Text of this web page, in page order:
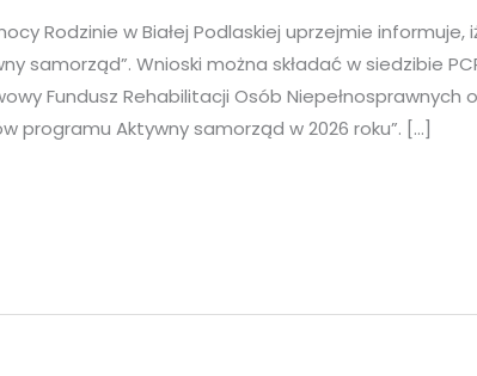
Rodzinie w Białej Podlaskiej uprzejmie informuje,
samorząd”. Wnioski można składać w siedzibie
Fundusz Rehabilitacji Osób Niepełnosprawnych
programu Aktywny samorząd w 2026 roku”. […]